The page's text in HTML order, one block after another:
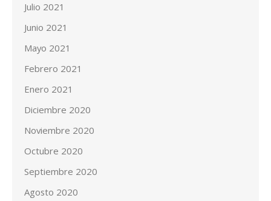
Julio 2021
Junio 2021
Mayo 2021
Febrero 2021
Enero 2021
Diciembre 2020
Noviembre 2020
Octubre 2020
Septiembre 2020
Agosto 2020